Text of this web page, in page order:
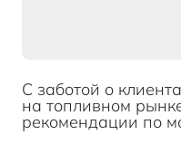
С заботой о
на топливном
рекомендации по